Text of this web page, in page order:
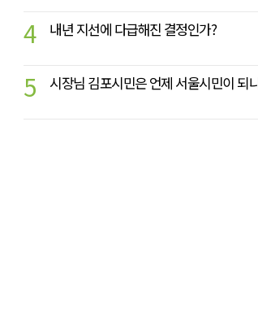
4 내년 지선에 다급해진 결정인가?
5 시장님 김포시민은 언제 서울시민이 되